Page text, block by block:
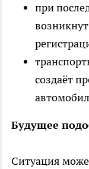
при
создаёт
Будущее
Ситуация